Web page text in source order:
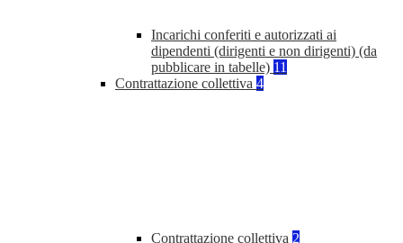
Incarichi conferiti e autorizzati ai
dipendenti (dirigenti e non dirigenti) (da
pubblicare in tabelle) 11
Contrattazione collettiva 4
Contrattazione collettiva 2